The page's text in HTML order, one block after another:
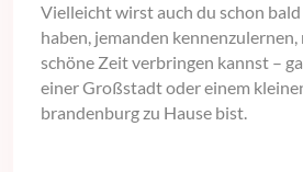
Vielleicht wirst auch du schon
haben, jemanden
schöne Zeit verbringen kannst –
einer Großstadt oder einem
brandenburg zu Hause bist.